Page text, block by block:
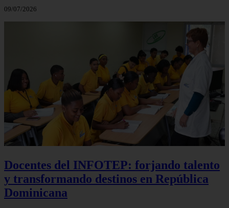
09/07/2026
Docentes del INFOTEP: forjando talento
y transformando destinos en República
Dominicana